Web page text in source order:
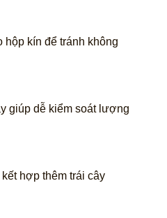
kín để tránh không
giúp dễ kiểm soát lượng
hợp thêm trái cây